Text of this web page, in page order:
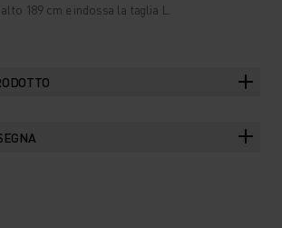
189 cm e indossa la taglia L.